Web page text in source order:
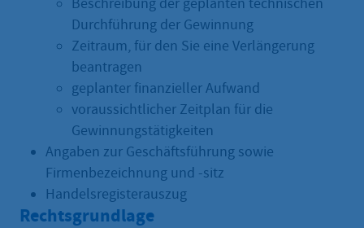
Durchführung der Gewinnung
Zeitraum, für den Sie eine Verlängerung
beantragen
geplanter finanzieller Aufwand
voraussichtlicher Zeitplan für die
Gewinnungstätigkeiten
Angaben zur Geschäftsführung sowie
Firmenbezeichnung und -sitz
Handelsregisterauszug
Rechtsgrundlage